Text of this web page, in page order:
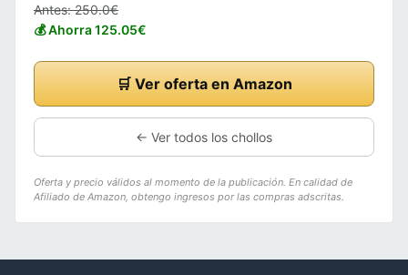
Antes: 250.0€
💰 Ahorra 125.05€
🛒 Ver oferta en Amazon
← Ver todos los chollos
Oferta y precio válidos al momento de la publicación. En calidad de
Afiliado de Amazon, obtengo ingresos por las compras adscritas.